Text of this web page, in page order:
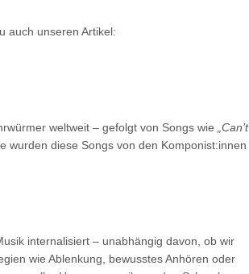
auch unseren Artikel:
weltweit – gefolgt von Songs wie
„Can’t
wurden diese Songs von den Komponist:innen
internalisiert – unabhängig davon, ob wir
wie Ablenkung, bewusstes Anhören oder